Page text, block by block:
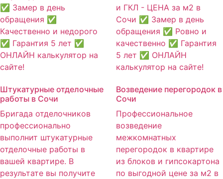
Штукатурные отделочные
работы в Сочи
Бригада отделочников
профессионально
выполнит штукатурные
отделочные работы в
вашей квартире. В
результате вы получите
Возведение перегородок в
Сочи
Профессиональное
возведение
межкомнатных
перегородок в квартире
из блоков и гипсокартона
по выгодной цене за м2 в